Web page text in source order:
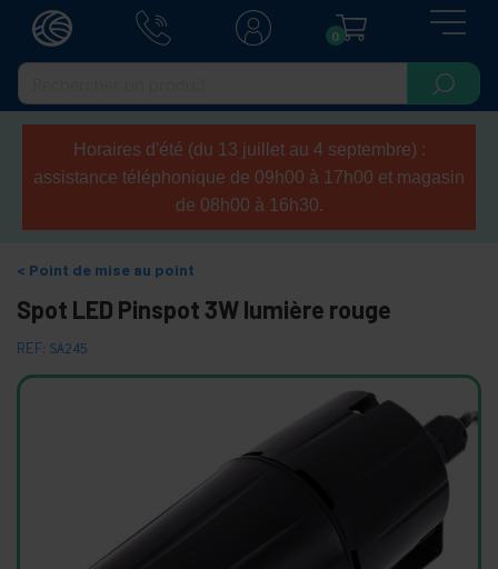
0
Horaires d'été (du 13 juillet au 4 septembre) :
assistance téléphonique de 09h00 à 17h00 et magasin
de 08h00 à 16h30.
Point de mise au point
Spot LED Pinspot 3W lumière rouge
REF: SA245